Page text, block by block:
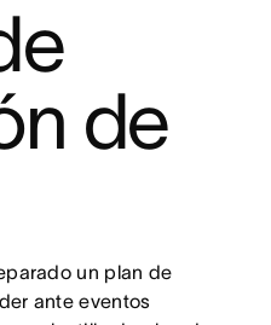
de
un plan de
ante eventos